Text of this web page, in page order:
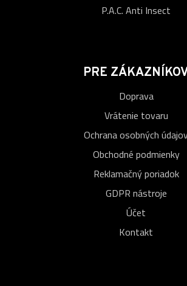
P.A.C. Anti Insect
PRE
Doprava
Vrátenie tovaru
Ochrana osobných
Obchodné podmienky
Reklamačný poriadok
GDPR nástroje
Účet
Kontakt